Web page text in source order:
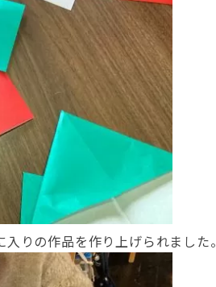
りの作品を作り上げられました。